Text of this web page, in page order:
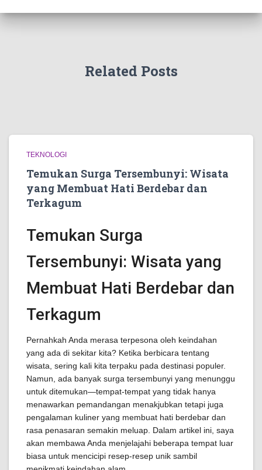
Related Posts
TEKNOLOGI
Temukan Surga Tersembunyi: Wisata
yang Membuat Hati Berdebar dan
Terkagum
Temukan Surga
Tersembunyi: Wisata yang
Membuat Hati Berdebar dan
Terkagum
Pernahkah Anda merasa terpesona oleh keindahan
yang ada di sekitar kita? Ketika berbicara tentang
wisata, sering kali kita terpaku pada destinasi populer.
Namun, ada banyak surga tersembunyi yang menunggu
untuk ditemukan—tempat-tempat yang tidak hanya
menawarkan pemandangan menakjubkan tetapi juga
pengalaman kuliner yang membuat hati berdebar dan
rasa penasaran semakin meluap. Dalam artikel ini, saya
akan membawa Anda menjelajahi beberapa tempat luar
biasa untuk mencicipi resep-resep unik sambil